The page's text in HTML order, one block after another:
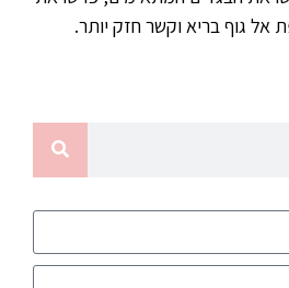
אל גוף בריא וקשר חזק יותר.